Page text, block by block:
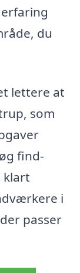
du
lettere at
som
find-
klart
i
passer